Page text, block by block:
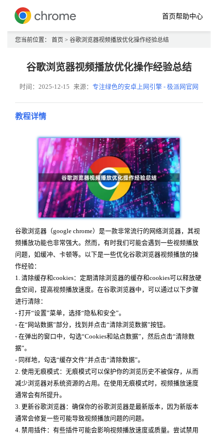
首页帮助中心
您当前位置： 首页 > 谷歌浏览器视频播放优化操作经验总结
谷歌浏览器视频播放优化操作经验总结
时间：2025-12-15 来源：专注绿色的安卓上网引擎 - 极派网官网
教程详情
谷歌浏览器（google chrome）是一款非常流行的网络浏览器，其视
频播放功能也非常强大。然而，有时我们可能会遇到一些视频播放
问题，如缓冲、卡顿等。以下是一些优化谷歌浏览器视频播放的操
作经验：
1. 清除缓存和cookies：定期清除浏览器的缓存和cookies可以释放硬
盘空间，提高视频播放速度。在谷歌浏览器中，可以通过以下步骤
进行清除：
- 打开“设置”菜单，选择“隐私和安全”。
- 在“网站数据”部分，找到并点击“清除浏览数据”按钮。
- 在弹出的窗口中，勾选“Cookies和站点数据”，然后点击“清除数
据”。
- 同样地，勾选“缓存文件”并点击“清除数据”。
2. 使用无痕模式：无痕模式可以保护你的浏览历史不被保存，从而
减少浏览器对系统资源的占用。在使用无痕模式时，视频播放速度
通常会有所提升。
3. 更新谷歌浏览器：确保你的谷歌浏览器是最新版本，因为新版本
通常会修复一些可能导致视频播放问题的问题。
4. 禁用插件：有些插件可能会影响视频播放速度或质量。尝试禁用